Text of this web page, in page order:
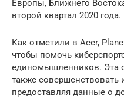
Европы, Ближнего
второй квартал 2020 года.
Как отметили в Acer,
чтобы помочь
единомышленников. Эта
также совершенствовать
предоставляя данные о